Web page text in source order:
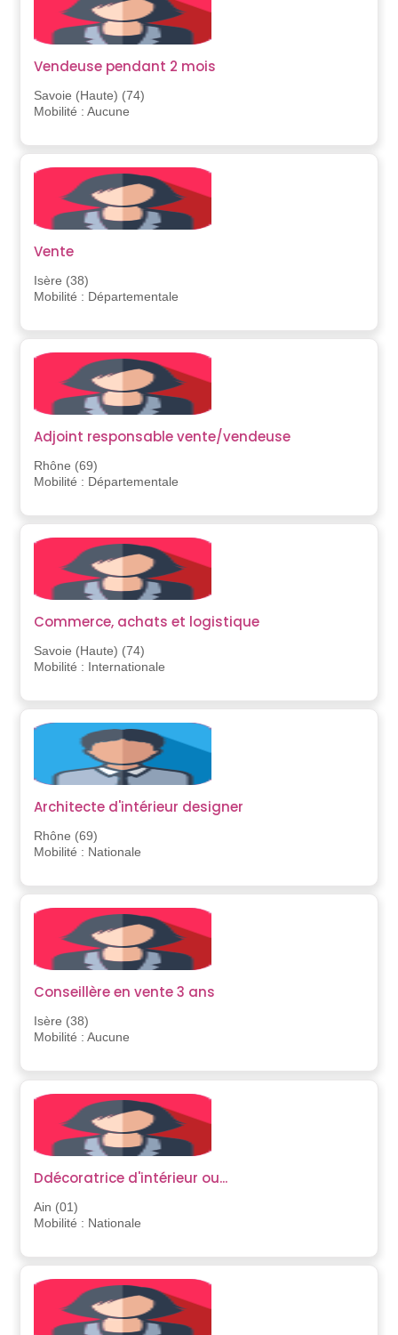
Vendeuse pendant 2 mois
Savoie (Haute) (74)
Mobilité : Aucune
Vente
Isère (38)
Mobilité : Départementale
Adjoint responsable vente/vendeuse
Rhône (69)
Mobilité : Départementale
Commerce, achats et logistique
Savoie (Haute) (74)
Mobilité : Internationale
Architecte d'intérieur designer
Rhône (69)
Mobilité : Nationale
Conseillère en vente 3 ans
Isère (38)
Mobilité : Aucune
Ddécoratrice d'intérieur ou...
Ain (01)
Mobilité : Nationale